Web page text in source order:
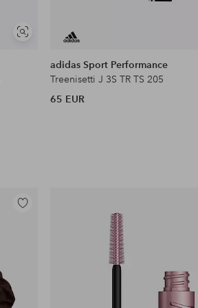
Näytä
adidas Sport Performance
Treenisetti J 3S TR TS 205
65 EUR
Lisää